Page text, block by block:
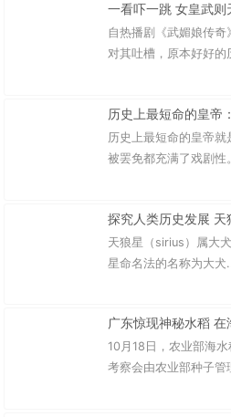
一看吓一跳 女皇武则
自热播剧《武媚娘传
对其吐槽，原本好好的
历史上最短命的皇帝
历史上最短命的皇帝就
被罢免都充满了戏剧性
探究人类历史发展
天狼星（sirius）属大
星命名法的名称为大犬
广东惊现神秘水稻
10月18日，农业部海
考察会由农业部种子管